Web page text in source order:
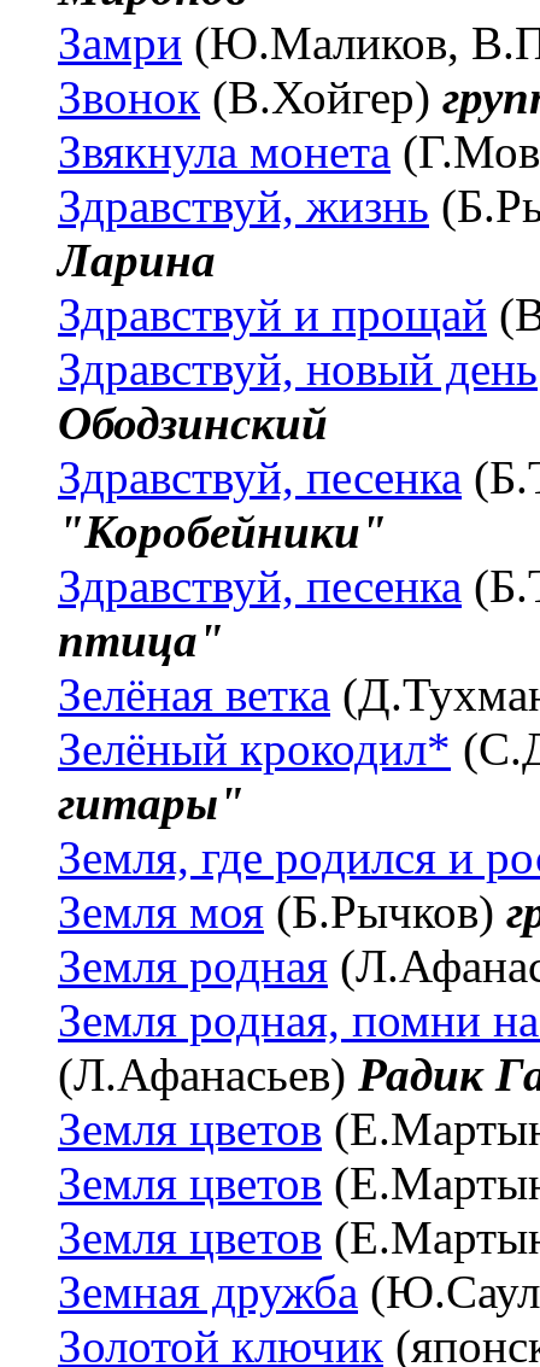
Замри (Ю.Маликов,
Звонок (В.Хойгер)
Звякнула монета
Здравствуй, жизнь
Ларина
Здравствуй и прощай
Здравствуй, новый день
Ободзинский
Здравствуй, песенка
"Коробейники"
Здравствуй, песенка
птица"
Зелёная ветка
Зелёный крокодил*
гитары"
Земля, где родился и
Земля моя (Б.Рычков)
Земля родная
Земля родная, помни
(Л.Афанасьев) Радик
Земля цветов
Земля цветов
Земля цветов
Земная дружба
Золотой ключик